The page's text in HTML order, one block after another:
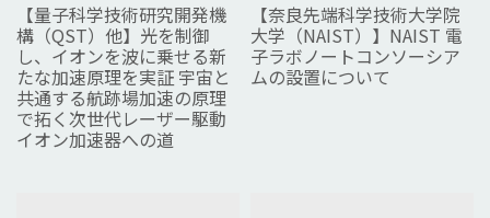
【量子科学技術研究開発機
構（QST）他】光を制御
し、イオンを波に乗せる新
たな加速原理を実証 宇宙と
共通する航跡場加速の原理
で拓く次世代レーザー駆動
イオン加速器への道
【奈良先端科学技術大学院
大学（NAIST）】NAIST 電
子ラボノートコンソーシア
ムの設置について